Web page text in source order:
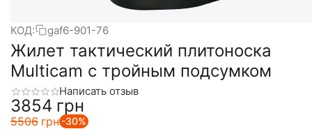
КОД: gaf6-901-76
Жилет тактический плитоноска
Multicam с тройным подсумком
Написать отзыв
‍3854‍ грн
‍5506‍ грн -30%